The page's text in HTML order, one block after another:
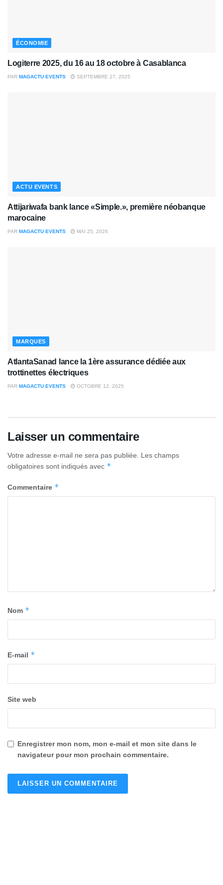
ÉCONOMIE
Logiterre 2025, du 16 au 18 octobre à Casablanca
PAR MAGACTU EVENTS SEPTEMBRE 27, 2025
ACTU EVENTS
Attijariwafa bank lance «Simple.», première néobanque
marocaine
PAR MAGACTU EVENTS MAI 25, 2026
MARQUES
AtlantaSanad lance la 1ère assurance dédiée aux
trottinettes électriques
PAR MAGACTU EVENTS OCTOBRE 12, 2025
Laisser un commentaire
Votre adresse e-mail ne sera pas publiée.
Les champs
obligatoires sont indiqués avec *
Commentaire *
Nom *
E-mail *
Site web
Enregistrer mon nom, mon e-mail et mon site dans le
navigateur pour mon prochain commentaire.